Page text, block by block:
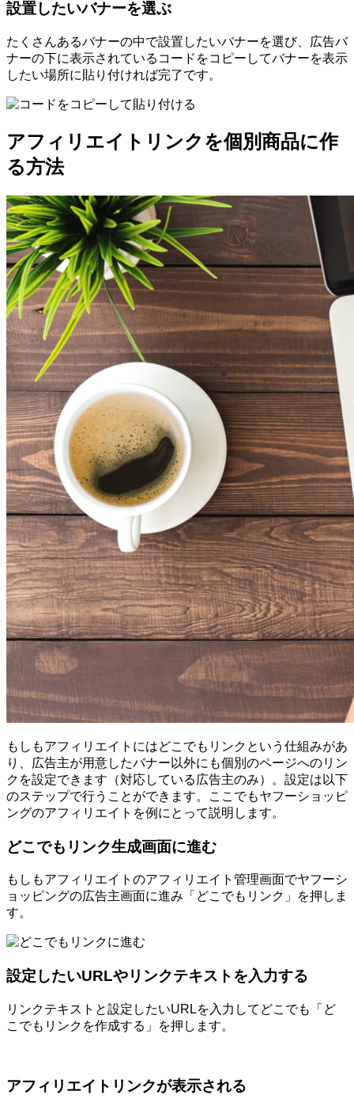
設置したいバナーを選ぶ
たくさんあるバナーの中で設置したいバナーを選び、広告バ
ナーの下に表示されているコードをコピーしてバナーを表示
したい場所に貼り付ければ完了です。
アフィリエイトリンクを個別商品に作
る方法
もしもアフィリエイトにはどこでもリンクという仕組みがあ
り、広告主が用意したバナー以外にも個別のページへのリン
クを設定できます（対応している広告主のみ）。設定は以下
のステップで行うことができます。ここでもヤフーショッピ
ングのアフィリエイトを例にとって説明します。
どこでもリンク生成画面に進む
もしもアフィリエイトのアフィリエイト管理画面でヤフーシ
ョッピングの広告主画面に進み「どこでもリンク」を押しま
す。
設定したいURLやリンクテキストを入力する
リンクテキストと設定したいURLを入力してどこでも「ど
こでもリンクを作成する」を押します。
アフィリエイトリンクが表示される